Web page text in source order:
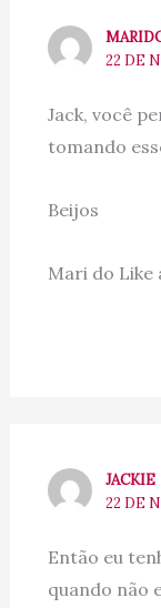
22 DE
Jack, você
tomando
Beijos
Mari do Like
JACKIE
22 DE
Então eu
quando não